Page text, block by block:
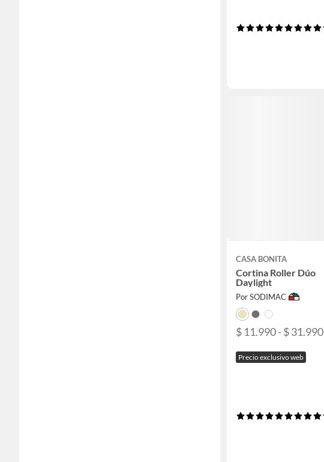
CASA BONITA
Cortina Roller Dúo
Daylight
Por SODIMAC
$ 11.990 - $ 31.990
Precio exclusivo web